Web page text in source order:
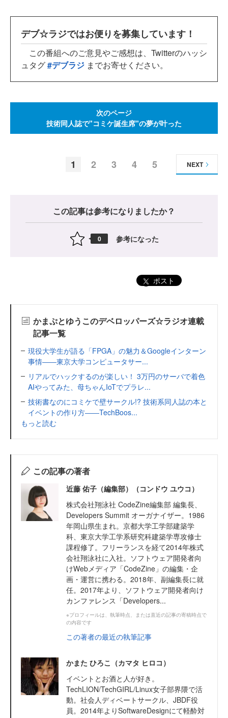
デブ☆ラジではお便りを募集しています！
この番組へのご意見やご感想は、Twitterのハッシ
ュタグ#デブラジ までお寄せください。
次のページ
技術同人誌で"コミケ誕生席"の夢が叶った
1 2 3 4 5 NEXT
この記事は参考になりましたか？
0 参考になった
ポスト
かまぷとゆうこのデベロッパーズ☆ラジオ連載
記事一覧
現役大学生が語る「FPGA」の魅力＆Googleインターン
事情――東京大学コンピュータサー...
リアルでハックするのが楽しい！ 3万円のサーバで着色
AIやってみた、母ちゃんIoTでプラレ...
技術書なのにコミケで壁サークル!? 技術系同人誌の本と
イベントの作り方――TechBoos...
もっと読む
この記事の著者
近藤 佑子（編集部）（コンドウ ユウコ）
株式会社翔泳社 CodeZine編集部 編集長、
Developers Summit オーガナイザー。1986
年岡山県生まれ。京都大学工学部建築学
科、東京大学工学系研究科建築学専攻修士
課程修了。フリーランスを経て2014年株式
会社翔泳社に入社。ソフトウェア開発者向
けWebメディア「CodeZine」の編集・企
画・運営に携わる。2018年、副編集長に就
任。2017年より、ソフトウェア開発者向け
カンファレンス「Developers...
※プロフィールは、執筆時点、または直近の記事の寄稿時点で
の内容です
この著者の最近の執筆記事
かまた ひろこ（カマタ ヒロコ）
イベントとお酒と人が好き。
TechLION/TechGIRL/Linux女子部界隈で活
動。社会人ディベートサークル、JBDF役
員。2014年よりSoftwareDesignにて軽酔対